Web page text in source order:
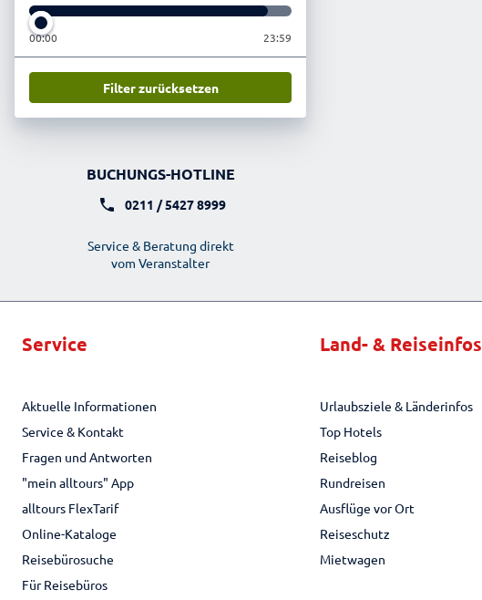
00:00 23:59
Filter zurücksetzen
BUCHUNGS-HOTLINE
0211 / 5427 8999
Service & Beratung direkt
vom Veranstalter
Service
Aktuelle Informationen
Service & Kontakt
Fragen und Antworten
"mein alltours" App
alltours FlexTarif
Online-Kataloge
Reisebürosuche
Für Reisebüros
Land- & Reiseinfos
Urlaubsziele & Länderinfos
Top Hotels
Reiseblog
Rundreisen
Ausflüge vor Ort
Reiseschutz
Mietwagen